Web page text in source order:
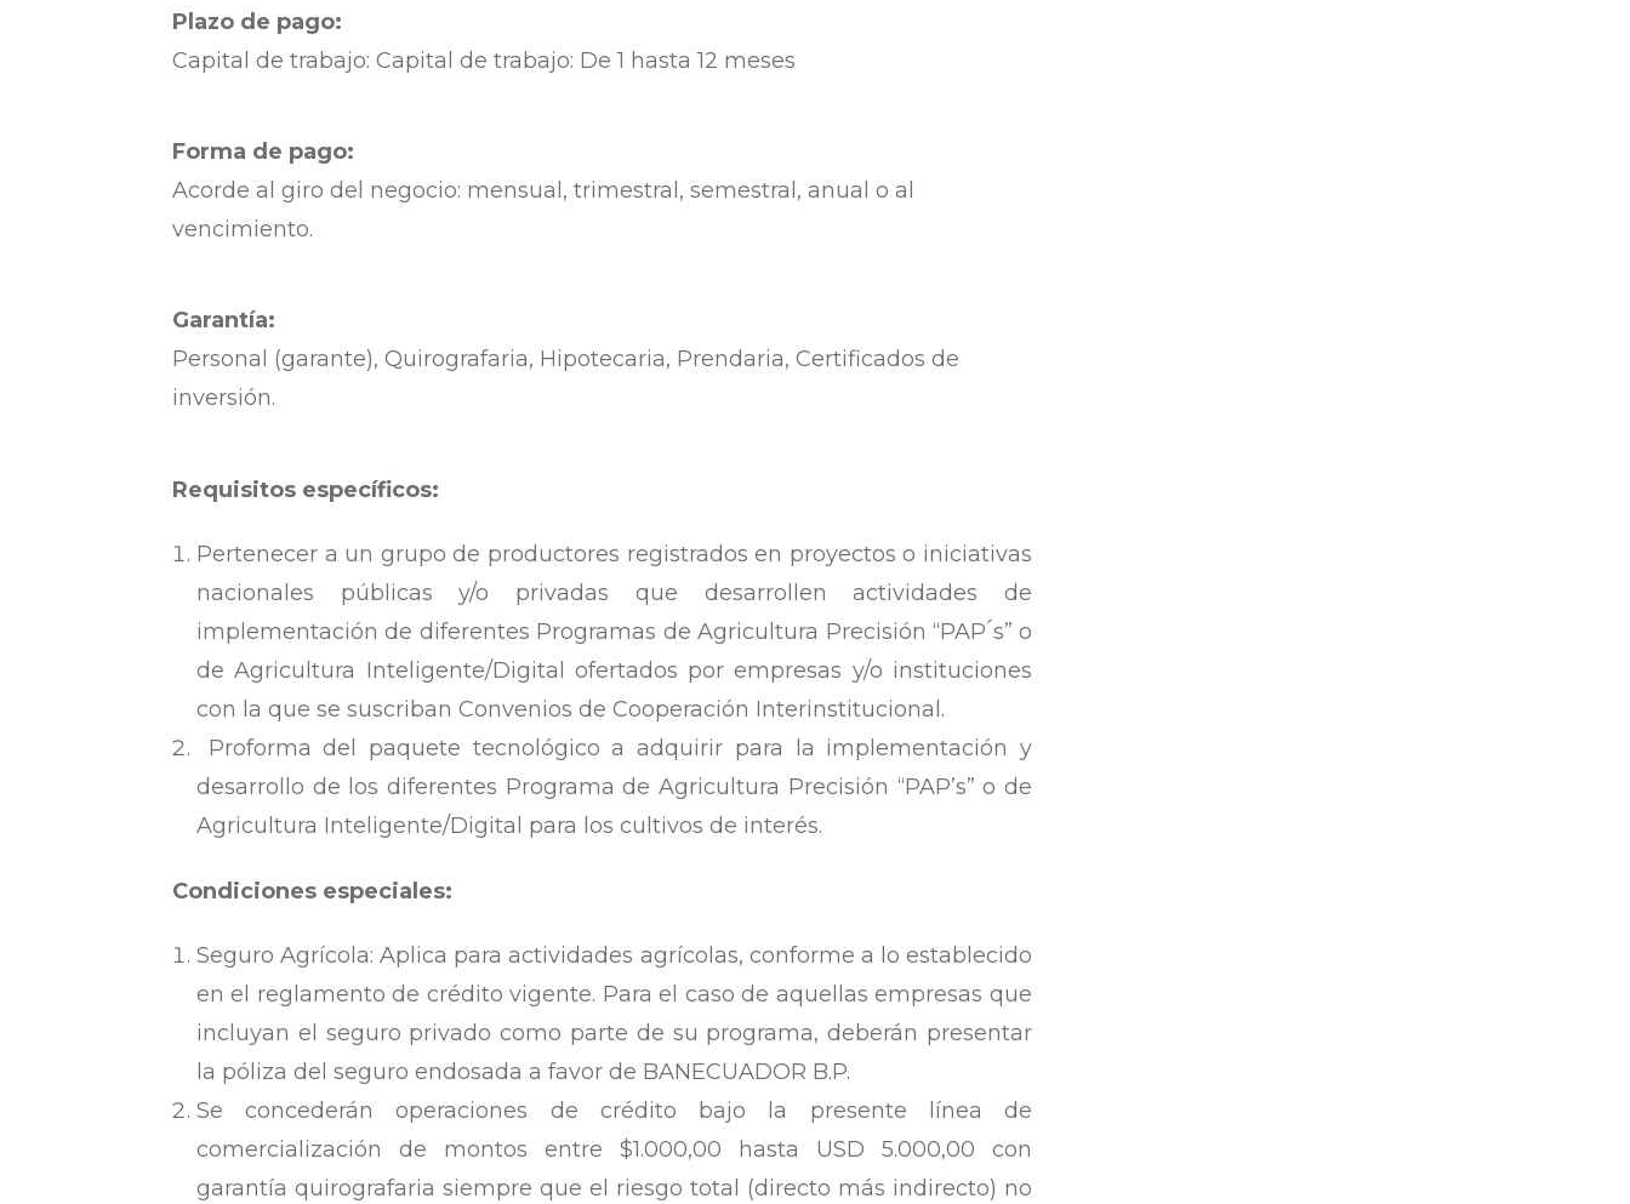
Plazo de pago:
Capital de trabajo: Capital de trabajo: De 1 hasta 12 meses
Forma de pago:
Acorde al giro del negocio: mensual, trimestral, semestral, anual o al
vencimiento.
Garantía:
Personal (garante), Quirografaria, Hipotecaria, Prendaria, Certificados de
inversión.
Requisitos específicos:
Pertenecer a un grupo de productores registrados en proyectos o iniciativas
nacionales públicas y/o privadas que desarrollen actividades de
implementación de diferentes Programas de Agricultura Precisión “PAP ́s” o
de Agricultura Inteligente/Digital ofertados por empresas y/o instituciones
con la que se suscriban Convenios de Cooperación Interinstitucional.
Proforma del paquete tecnológico a adquirir para la implementación y
desarrollo de los diferentes Programa de Agricultura Precisión “PAP’s” o de
Agricultura Inteligente/Digital para los cultivos de interés.
Condiciones especiales:
Seguro Agrícola: Aplica para actividades agrícolas, conforme a lo establecido
en el reglamento de crédito vigente. Para el caso de aquellas empresas que
incluyan el seguro privado como parte de su programa, deberán presentar
la póliza del seguro endosada a favor de BANECUADOR B.P.
Se concederán operaciones de crédito bajo la presente línea de
comercialización de montos entre $1.000,00 hasta USD 5.000,00 con
garantía quirografaria siempre que el riesgo total (directo más indirecto) no